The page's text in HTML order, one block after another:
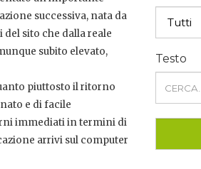
successiva, nata da
sito che dalla reale
subito elevato,
piuttosto il ritorno
e di facile
immediati in termini di
arrivi sul computer
Testo